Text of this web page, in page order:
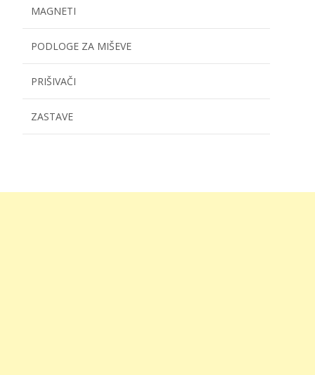
MAGNETI
PODLOGE ZA MIŠEVE
PRIŠIVAČI
ZASTAVE